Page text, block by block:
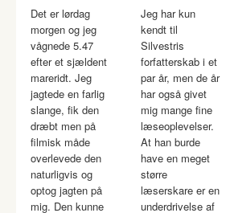
Det er lørdag
morgen og jeg
vågnede 5.47
efter et sjældent
mareridt. Jeg
jagtede en farlig
slange, fik den
dræbt men på
filmisk måde
overlevede den
naturligvis og
optog jagten på
mig. Den kunne
Jeg har kun
kendt til
Silvestris
forfatterskab i et
par år, men de år
har også givet
mig mange fine
læseoplevelser.
At han burde
have en meget
større
læserskare er en
underdrivelse af